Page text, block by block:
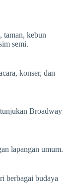
taman, kebun
semi.
konser, dan
Broadway
lapangan umum.
berbagai budaya